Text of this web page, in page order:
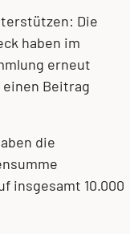
Die
haben im
erneut
Beitrag
die
insgesamt 10.000